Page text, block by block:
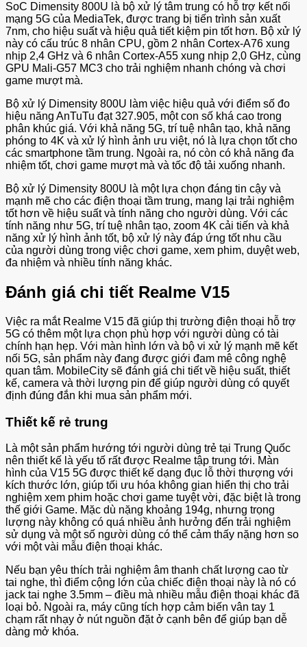
SoC Dimensity 800U là bộ xử lý tâm trung có hỗ trợ kết nối
mạng 5G của MediaTek, được trang bị tiến trình sản xuất
7nm, cho hiệu suất và hiệu quả tiết kiệm pin tốt hơn. Bộ xử lý
này có cấu trúc 8 nhân CPU, gồm 2 nhân Cortex-A76 xung
nhịp 2,4 GHz và 6 nhân Cortex-A55 xung nhịp 2,0 GHz, cùng
GPU Mali-G57 MC3 cho trải nghiệm nhanh chóng và chơi
game mượt mà.
Bộ xử lý Dimensity 800U làm việc hiệu quả với điểm số đo
hiệu năng AnTuTu đạt 327.905, một con số khá cao trong
phân khúc giá. Với khả năng 5G, trí tuệ nhân tạo, khả năng
phóng to 4K và xử lý hình ảnh ưu việt, nó là lựa chọn tốt cho
các smartphone tầm trung. Ngoài ra, nó còn có khả năng đa
nhiệm tốt, chơi game mượt mà và tốc độ tải xuống nhanh.
Bộ xử lý Dimensity 800U là một lựa chọn đáng tin cậy và
mạnh mẽ cho các điện thoại tầm trung, mang lại trải nghiệm
tốt hơn về hiệu suất và tính năng cho người dùng. Với các
tính năng như 5G, trí tuệ nhân tạo, zoom 4K cải tiến và khả
năng xử lý hình ảnh tốt, bộ xử lý này đáp ứng tốt nhu cầu
của người dùng trong việc chơi game, xem phim, duyệt web,
đa nhiệm và nhiều tính năng khác.
Đánh giá chi tiết Realme V15
Việc ra mắt Realme V15 đã giúp thị trường điện thoại hỗ trợ
5G có thêm một lựa chọn phù hợp với người dùng có tài
chính hạn hẹp. Với màn hình lớn và bộ vi xử lý mạnh mẽ kết
nối 5G, sản phẩm này đang được giới đam mê công nghệ
quan tâm. MobileCity sẽ đánh giá chi tiết về hiệu suất, thiết
kế, camera và thời lượng pin để giúp người dùng có quyết
định đúng đắn khi mua sản phẩm mới.
Thiết kế rẻ trung
Là một sản phẩm hướng tới người dùng trẻ tại Trung Quốc
nên thiết kế là yếu tố rất được Realme tập trung tới. Màn
hình của V15 5G được thiết kế dạng đục lỗ thời thượng với
kích thước lớn, giúp tối ưu hóa không gian hiển thị cho trải
nghiệm xem phim hoặc chơi game tuyệt vời, đặc biệt là trong
thế giới Game. Mặc dù nặng khoảng 194g, nhưng trọng
lượng này không có quá nhiều ảnh hưởng đến trải nghiệm
sử dụng và một số người dùng có thể cảm thấy nặng hơn so
với một vài mẫu điện thoại khác.
Nếu bạn yêu thích trải nghiệm âm thanh chất lượng cao từ
tai nghe, thì điểm cộng lớn của chiếc điện thoại này là nó có
jack tai nghe 3.5mm – điều mà nhiều mẫu điện thoại khác đã
loại bỏ. Ngoài ra, máy cũng tích hợp cảm biến vân tay 1
chạm rất nhạy ở nút nguồn đặt ở cạnh bên để giúp bạn dễ
dàng mở khóa.